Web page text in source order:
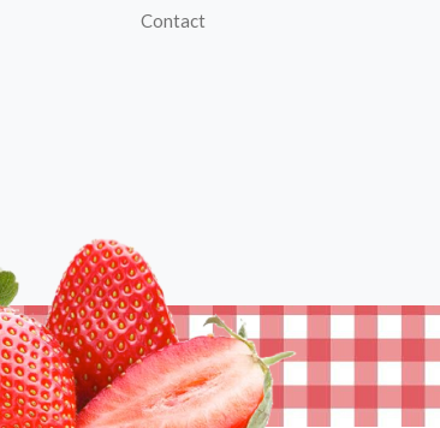
Contact